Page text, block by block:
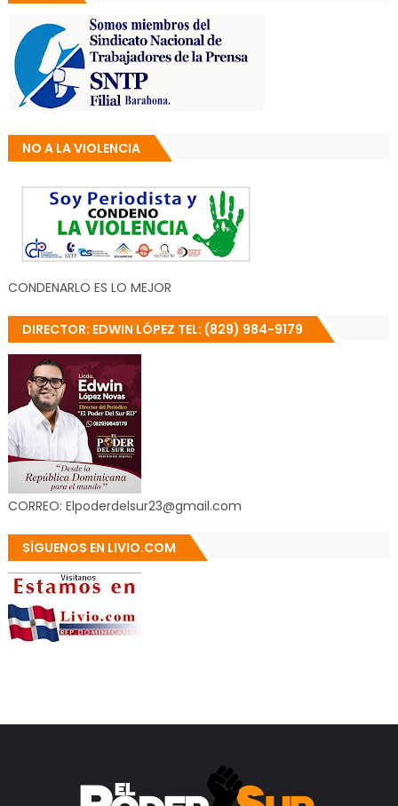
NO A LA VIOLENCIA
CONDENARLO ES LO MEJOR
DIRECTOR: EDWIN LÓPEZ TEL: (829) 984-9179
CORREO: Elpoderdelsur23@gmail.com
SÍGUENOS EN LIVIO.COM